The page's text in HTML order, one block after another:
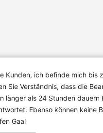
Kunden, ich befinde mich bis
Sie Verständnis, dass die
länger als 24 Stunden
Ebenso können keine
Gaal